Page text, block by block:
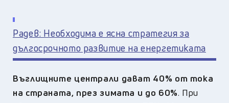
Радев: Необходима е ясна стратегия за
дългосрочното развитие на енергетиката
Въглищните централи дават 40% от тока
на страната, през зимата и до 60%. При